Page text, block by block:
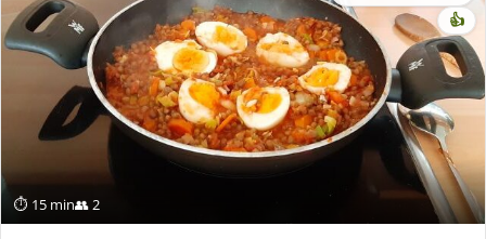
⏱ 15 min👥 2
👍